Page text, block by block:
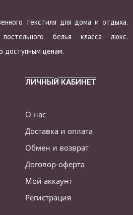
текстиля для дома и отдыха.
белья класса люкс.
доступным ценам.
ЛИЧНЫЙ КАБИНЕТ
О нас
Доставка и оплата
Обмен и возврат
Договор-оферта
Мой аккаунт
Регистрация